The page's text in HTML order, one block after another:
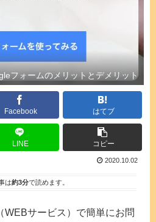
フォームのメリットとデメリット
Facebook はてブ
LINE コピー
2020.10.02
は約3分で読めます。
WEBサービス）で簡単にお問